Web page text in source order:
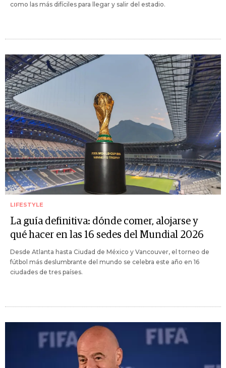
como las más difíciles para llegar y salir del estadio.
LIFESTYLE
La guía definitiva: dónde comer, alojarse y
qué hacer en las 16 sedes del Mundial 2026
Desde Atlanta hasta Ciudad de México y Vancouver, el torneo de
fútbol más deslumbrante del mundo se celebra este año en 16
ciudades de tres países.